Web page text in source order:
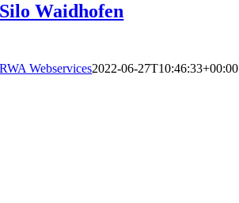
Silo Waidhofen
RWA Webservices2022-06-27T10:46:33+00:00